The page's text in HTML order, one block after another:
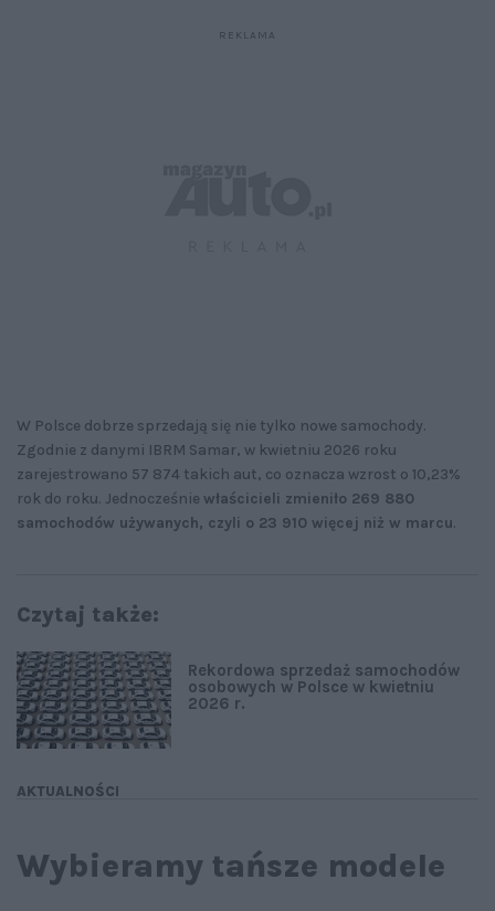
W Polsce dobrze sprzedają się nie tylko nowe samochody.
Zgodnie z danymi IBRM Samar, w kwietniu 2026 roku
zarejestrowano 57 874 takich aut, co oznacza wzrost o 10,23%
rok do roku. Jednocześnie właścicieli zmieniło 269 880
samochodów używanych, czyli o 23 910 więcej niż w marcu.
Czytaj także:
AKTUALNOŚCI
Rekordowa sprzedaż samochodów
osobowych w Polsce w kwietniu
2026 r.
Wybieramy tańsze modele